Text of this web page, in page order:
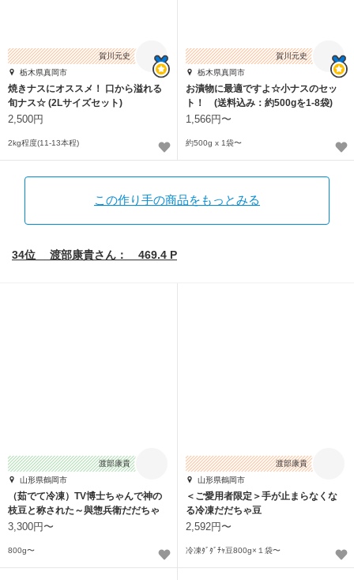
賀川元史
栃木県真岡市
焼きナスにオススメ！ 口から溢れる
旬ナス☆ (2Lサイズセット)
2,500円
2kg程度(11-13本程)
賀川元史
栃木県真岡市
お漬物に最適ですよ☆小ナスのセッ
ト！ (送料込み：約500gを1-8袋)
1,566円〜
約500g x 1袋〜
この作り手の商品をもっとみる
34位 渡部康貴さん： 469.4 P
渡部康貴
山形県鶴岡市
（茹でて冷凍）TV博士ちゃんで神の
枝豆と称された～與惣兵衛だだちゃ
豆～
3,300円〜
800g〜
渡部康貴
山形県鶴岡市
＜ご愛用者限定＞手が止まらなくな
る冷凍だだちゃ豆
2,592円〜
冷凍ﾀﾞﾀﾞﾁｬ豆800g×１袋〜